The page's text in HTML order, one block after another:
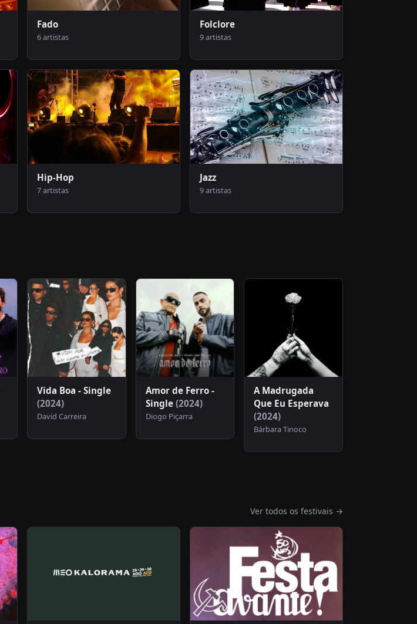
Fado
6 artistas
Folclore
9 artistas
Hip-Hop
7 artistas
Jazz
9 artistas
Vida Boa - Single
(2024)
David Carreira
Amor de Ferro -
Single (2024)
Diogo Piçarra
A Madrugada
Que Eu Esperava
(2024)
Bárbara Tinoco
Ver todos os festivais →